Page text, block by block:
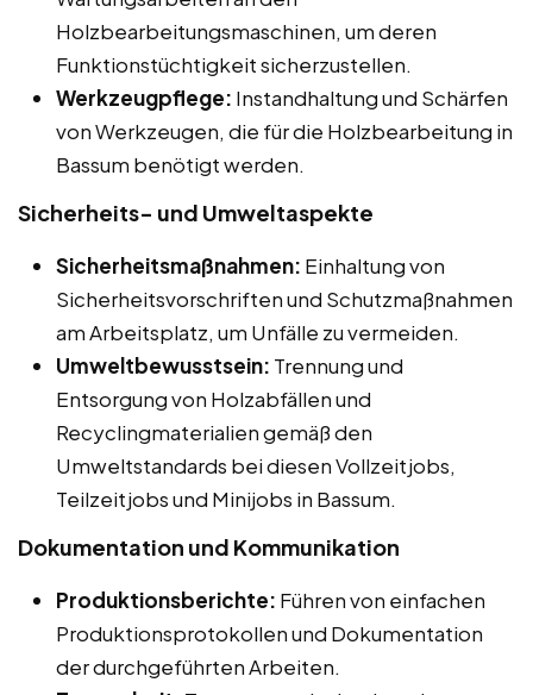
Holzbearbeitungsmaschinen, um deren
Funktionstüchtigkeit sicherzustellen.
Werkzeugpflege: Instandhaltung und Schärfen
von Werkzeugen, die für die Holzbearbeitung in
Bassum benötigt werden.
Sicherheits- und Umweltaspekte
Sicherheitsmaßnahmen: Einhaltung von
Sicherheitsvorschriften und Schutzmaßnahmen
am Arbeitsplatz, um Unfälle zu vermeiden.
Umweltbewusstsein: Trennung und
Entsorgung von Holzabfällen und
Recyclingmaterialien gemäß den
Umweltstandards bei diesen Vollzeitjobs,
Teilzeitjobs und Minijobs in Bassum.
Dokumentation und Kommunikation
Produktionsberichte: Führen von einfachen
Produktionsprotokollen und Dokumentation
der durchgeführten Arbeiten.